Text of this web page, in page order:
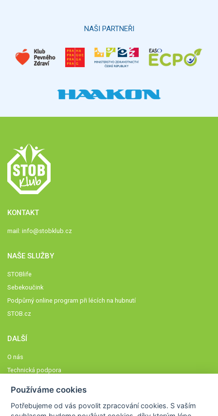
NAŠI PARTNEŘI
KONTAKT
mail: info@stobklub.cz
NAŠE SLUŽBY
STOBlife
Sebekoučink
Podpůrný online program při lécích na hubnutí
STOB.cz
DALŠÍ
O nás
Technická podpora
Členové STOBklubu
Používáme cookies
Potřebujeme od vás povolit zpracování cookies. S vaším